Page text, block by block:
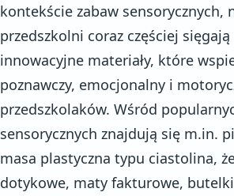
kontekście zabaw sensorycznych,
przedszkolni coraz częściej
innowacyjne materiały, które
poznawczy, emocjonalny i
przedszkolaków. Wśród
sensorycznych znajdują się m.in.
masa plastyczna typu ciastolina,
dotykowe, maty fakturowe,